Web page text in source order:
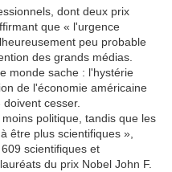
dont deux prix
que « l'urgence
peu probable
des grands médias.
monde sache : l'hystérie
de l'économie américaine
cesser.
politique, tandis que les
être plus scientifiques »,
scientifiques et
du prix Nobel John F.